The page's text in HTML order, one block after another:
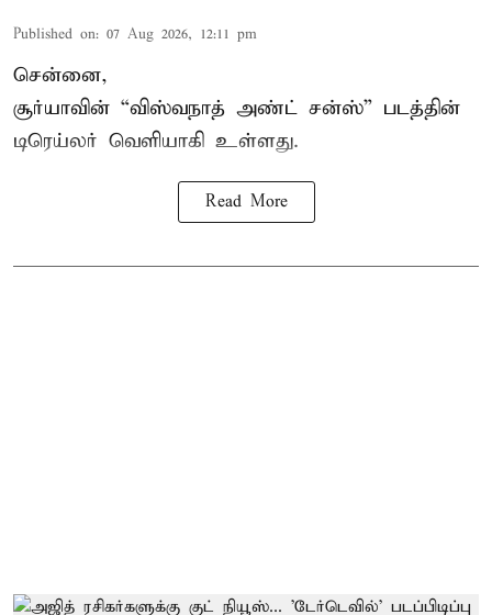
Published on: 07 Aug 2026, 12:11 pm
சென்னை,
சூர்யாவின் “விஸ்வநாத் அண்ட் சன்ஸ்” படத்தின்
டிரெய்லர் வெளியாகி உள்ளது.
Read More